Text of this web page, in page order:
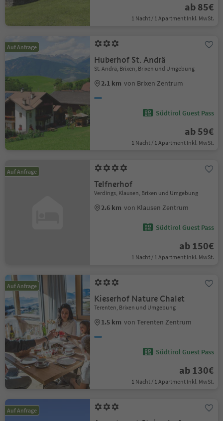
ab 85€
1 Nacht / 1 Apartment Inkl. MwSt.
Auf Anfrage
Huberhof St. Andrä
St. Andrä, Brixen, Brixen und Umgebung
2.1 km von Brixen Zentrum
Südtirol Guest Pass
ab 59€
1 Nacht / 1 Apartment Inkl. MwSt.
Auf Anfrage
Telfnerhof
Verdings, Klausen, Brixen und Umgebung
2.6 km von Klausen Zentrum
Südtirol Guest Pass
ab 150€
1 Nacht / 1 Apartment Inkl. MwSt.
Auf Anfrage
Kieserhof Nature Chalet
Terenten, Brixen und Umgebung
1.5 km von Terenten Zentrum
Südtirol Guest Pass
ab 130€
1 Nacht / 1 Apartment Inkl. MwSt.
Auf Anfrage